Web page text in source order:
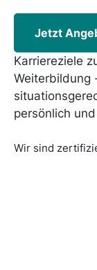
Jetzt
Karriereziele
Weiterbildung
persönlich
Wir sind